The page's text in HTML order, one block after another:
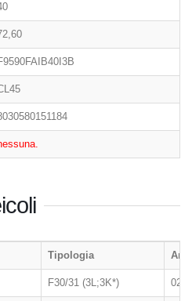
Tipologia
F30/31 (3L;3K*) 02/